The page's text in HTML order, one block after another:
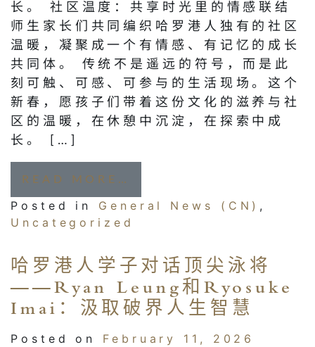
长。 社区温度：共享时光里的情感联结
师生家长们共同编织哈罗港人独有的社区
温暖，凝聚成一个有情感、有记忆的成长
共同体。 传统不是遥远的符号，而是此
刻可触、可感、可参与的生活现场。这个
新春，愿孩子们带着这份文化的滋养与社
区的温暖，在休憩中沉淀，在探索中成
长。 […]
READ MORE…
Posted in General News (CN) ,
Uncategorized
哈罗港人学子对话顶尖泳将
——Ryan Leung和Ryosuke
Imai：汲取破界人生智慧
Posted on February 11, 2026